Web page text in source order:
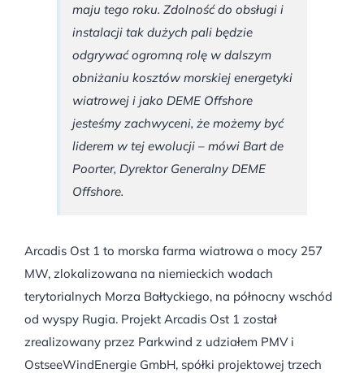
maju tego roku. Zdolność do obsługi i
instalacji tak dużych pali będzie
odgrywać ogromną rolę w dalszym
obniżaniu kosztów morskiej energetyki
wiatrowej i jako DEME Offshore
jesteśmy zachwyceni, że możemy być
liderem w tej ewolucji – mówi Bart de
Poorter, Dyrektor Generalny DEME
Offshore.
Arcadis Ost 1 to morska farma wiatrowa o mocy 257
MW, zlokalizowana na niemieckich wodach
terytorialnych Morza Bałtyckiego, na północny wschód
od wyspy Rugia. Projekt Arcadis Ost 1 został
zrealizowany przez Parkwind z udziałem PMV i
OstseeWindEnergie GmbH, spółki projektowej trzech